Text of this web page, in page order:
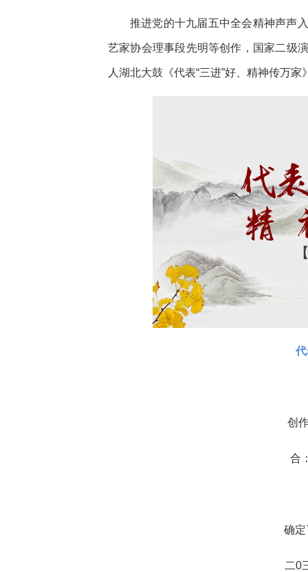
推进党的十九届五中全会精神声声
艺家协会理事段先明等创作，国家二级
人湖北大鼓《代表“三进”好、精神传万家
创
合
确定
二0